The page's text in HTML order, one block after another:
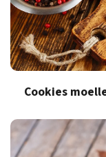
Cookies